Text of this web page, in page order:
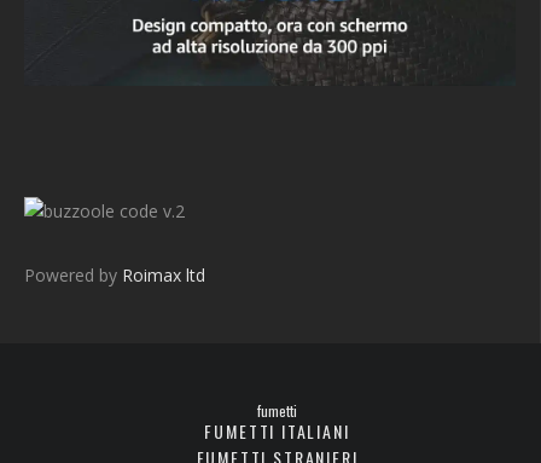
v.2
Powered by Roimax ltd
fumetti
FUMETTI ITALIANI
FUMETTI STRANIERI